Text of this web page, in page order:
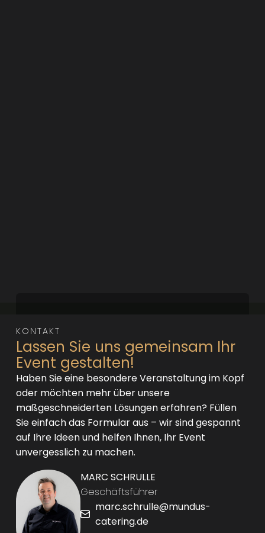
KONTAKT
Lassen Sie uns gemeinsam Ihr
Event gestalten!
Haben Sie eine besondere Veranstaltung im Kopf
oder möchten mehr über unsere
maßgeschneiderten Lösungen erfahren? Füllen
Sie einfach das Formular aus – wir sind gespannt
auf Ihre Ideen und helfen Ihnen, Ihr Event
unvergesslich zu machen.
MARC SCHRULLE
Geschäftsführer
marc.schrulle@mundus-
catering.de